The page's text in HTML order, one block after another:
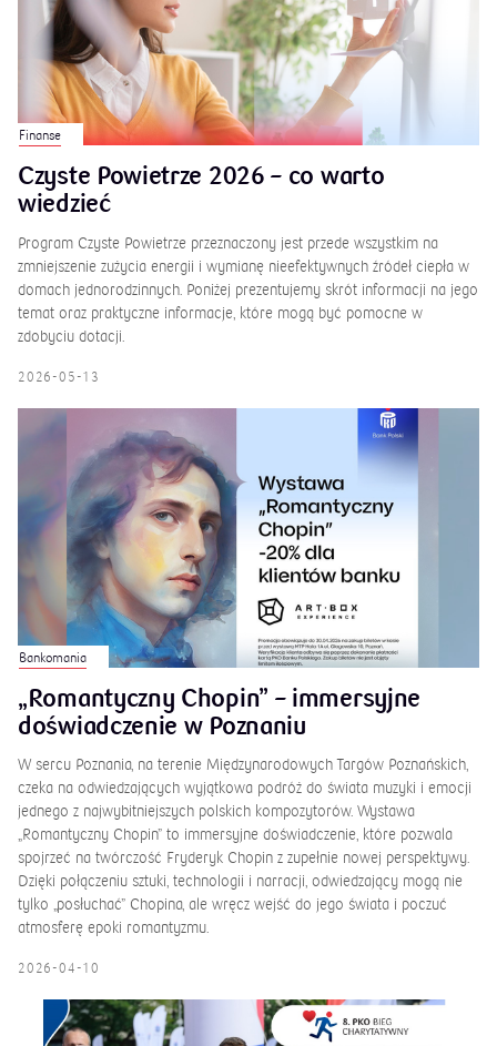
Finanse
Czyste Powietrze 2026 – co warto
wiedzieć
Program Czyste Powietrze przeznaczony jest przede wszystkim na
zmniejszenie zużycia energii i wymianę nieefektywnych źródeł ciepła w
domach jednorodzinnych. Poniżej prezentujemy skrót informacji na jego
temat oraz praktyczne informacje, które mogą być pomocne w
zdobyciu dotacji.
2026-05-13
Bankomania
„Romantyczny Chopin” – immersyjne
doświadczenie w Poznaniu
W sercu Poznania, na terenie Międzynarodowych Targów Poznańskich,
czeka na odwiedzających wyjątkowa podróż do świata muzyki i emocji
jednego z najwybitniejszych polskich kompozytorów. Wystawa
„Romantyczny Chopin” to immersyjne doświadczenie, które pozwala
spojrzeć na twórczość Fryderyk Chopin z zupełnie nowej perspektywy.
Dzięki połączeniu sztuki, technologii i narracji, odwiedzający mogą nie
tylko „posłuchać” Chopina, ale wręcz wejść do jego świata i poczuć
atmosferę epoki romantyzmu.
2026-04-10